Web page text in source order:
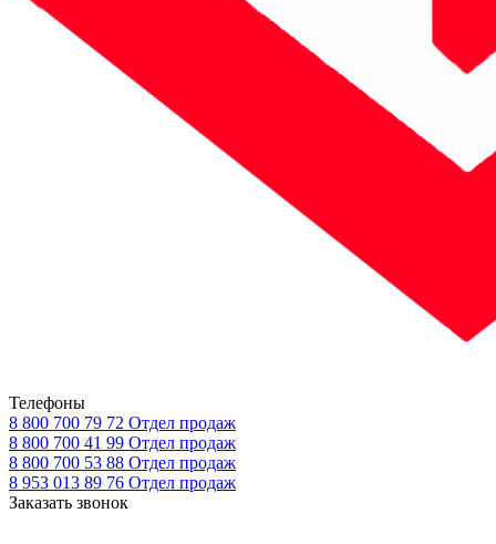
Телефоны
8 800 700 79 72 Отдел продаж
8 800 700 41 99 Отдел продаж
8 800 700 53 88 Отдел продаж
8 953 013 89 76 Отдел продаж
Заказать звонок